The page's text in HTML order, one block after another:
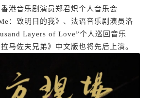
港音乐剧演员郑君炽个人音乐会
：致明日的我》、法语音乐剧演员洛
Layers of Love”个人巡回音乐
马佐夫兄弟》中文版也将先后上演。